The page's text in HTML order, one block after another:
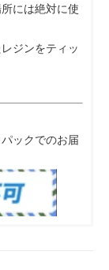
には絶対に使
ジンをティッ
ックでのお届